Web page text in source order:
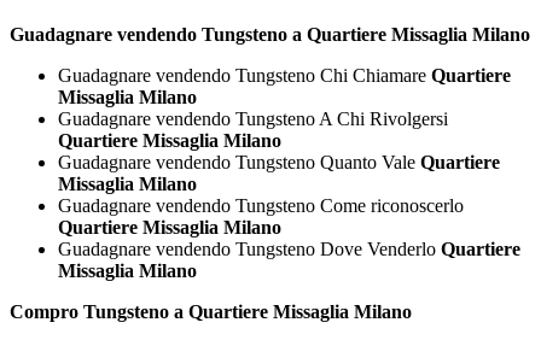
Guadagnare vendendo Tungsteno a Quartiere Missaglia Milano
Guadagnare vendendo Tungsteno Chi Chiamare Quartiere
Missaglia Milano
Guadagnare vendendo Tungsteno A Chi Rivolgersi
Quartiere Missaglia Milano
Guadagnare vendendo Tungsteno Quanto Vale Quartiere
Missaglia Milano
Guadagnare vendendo Tungsteno Come riconoscerlo
Quartiere Missaglia Milano
Guadagnare vendendo Tungsteno Dove Venderlo Quartiere
Missaglia Milano
Compro Tungsteno a Quartiere Missaglia Milano